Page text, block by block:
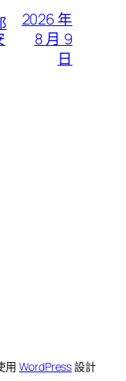
2026 年
8 月 9
日
用WordPress設計